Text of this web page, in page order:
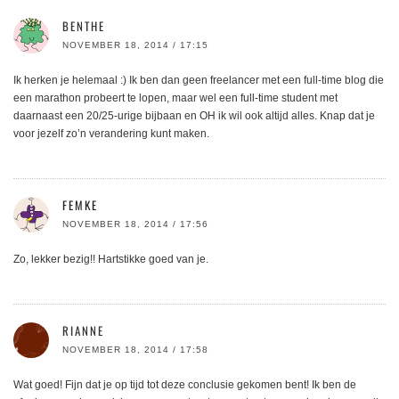
BENTHE
NOVEMBER 18, 2014 / 17:15
Ik herken je helemaal :) Ik ben dan geen freelancer met een full-time blog die
een marathon probeert te lopen, maar wel een full-time student met
daarnaast een 20/25-urige bijbaan en OH ik wil ook altijd alles. Knap dat je
voor jezelf zo’n verandering kunt maken.
FEMKE
NOVEMBER 18, 2014 / 17:56
Zo, lekker bezig!! Hartstikke goed van je.
RIANNE
NOVEMBER 18, 2014 / 17:58
Wat goed! Fijn dat je op tijd tot deze conclusie gekomen bent! Ik ben de